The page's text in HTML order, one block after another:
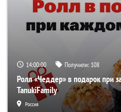
13:59:59 Получили: 108
Ролл «Чеддер» в подарок при
TanukiFamily
Россия